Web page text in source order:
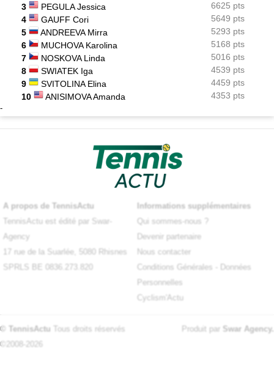
3
PEGULA Jessica
6625 pts
4
GAUFF Cori
5649 pts
5
ANDREEVA Mirra
5293 pts
6
MUCHOVA Karolina
5168 pts
7
NOSKOVA Linda
5016 pts
8
SWIATEK Iga
4539 pts
9
SVITOLINA Elina
4459 pts
10
ANISIMOVA Amanda 4353 pts
-
A propos de TennisActu
TennisActu est édité par Swar-
Agency
17 rue de la Suarlée, 5080 Rhisnes
SPRLS BE 0836.273.820
Informations supplémentaires
Qui sommes-nous ?
Devenir partenaire
Nous contacter
Conditions Générales
Données
Personnelles
Cyclism'Actu
© TennisActu Tous droits réservés
©2008-2026
Produit par Swar Agency.